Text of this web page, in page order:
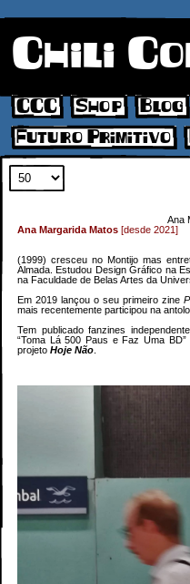
Chili
CCC Shop Blog
Futuro Primitivo
Ana
Ana Margarida Matos [desde 2021]
(1999) cresceu no Montijo mas
Almada. Estudou Design Gráfico na
na Faculdade de Belas Artes da
Em 2019 lançou o seu primeiro zine
mais recentemente participou na
Tem publicado fanzines
“Toma Lá 500 Paus e Faz Uma
projeto Hoje Não